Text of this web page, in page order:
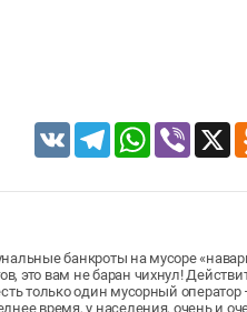
VK TelegramWhatsApp
Viber X
банкроты на мусоре
это вам не баран чихнул!
только один мусорный
время, у населения, очень и